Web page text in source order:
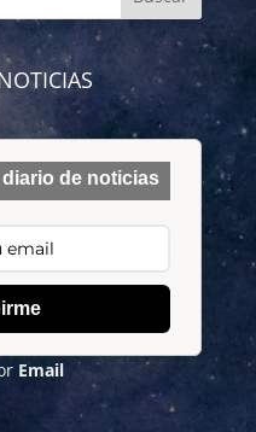
de noticias
Email